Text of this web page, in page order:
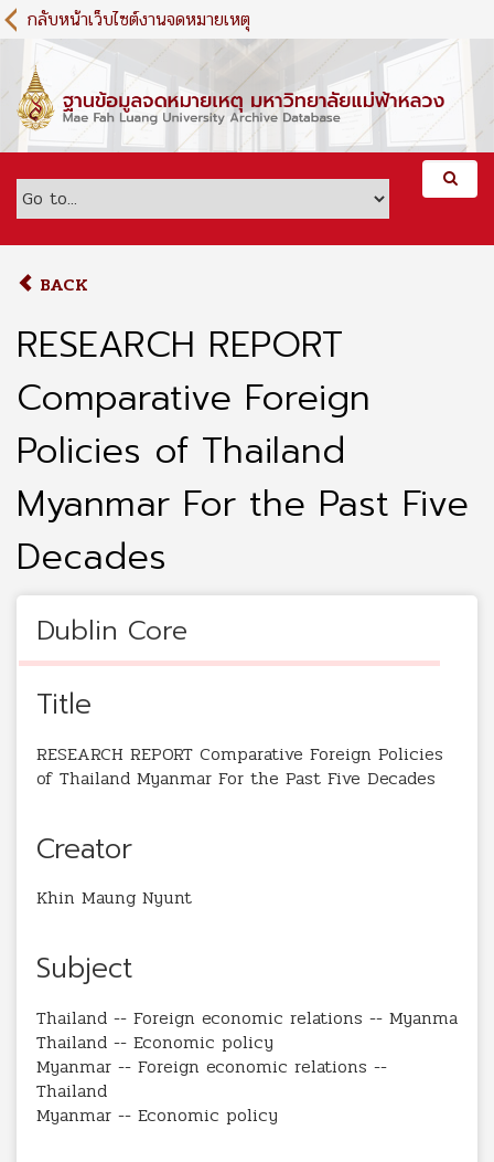
S
k
m
c
กลับหน้าเว็บไซต์งานจดหมายเหตุ
BACK
RESEARCH REPORT
Comparative Foreign
Policies of Thailand
Myanmar For the Past Five
Decades
Dublin Core
Title
RESEARCH REPORT Comparative Foreign Policies
of Thailand Myanmar For the Past Five Decades
Creator
Khin Maung Nyunt
Subject
Thailand -- Foreign economic relations -- Myanma
Thailand -- Economic policy
Myanmar -- Foreign economic relations --
Thailand
Myanmar -- Economic policy